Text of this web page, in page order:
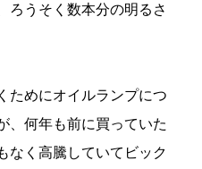
ろうそく数本分の明るさ
ためにオイルランプにつ
、何年も前に買っていた
なく高騰していてビック